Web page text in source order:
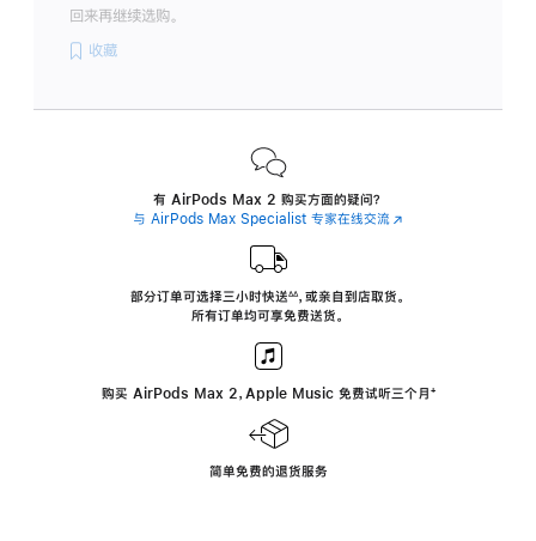
回来再继续选购。
收藏
有 AirPods Max 2 购买方面的疑问？
与 AirPods Max Specialist 专家在线交流(在
中
部分订单可选择三小时快送∆∆， 或亲自到店取货。
所有订单均可享免费送货。
购买 AirPods Max 2，Apple Music 免费试听三个月 ‍脚
‍⁺
简单免费的退货服务